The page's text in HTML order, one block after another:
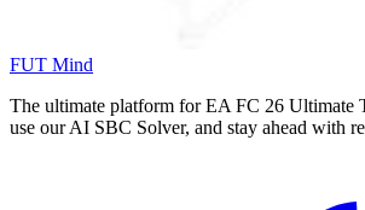
FUT Mind
The ultimate platform for EA FC 26 Ultimate
use our AI SBC Solver, and stay ahead with